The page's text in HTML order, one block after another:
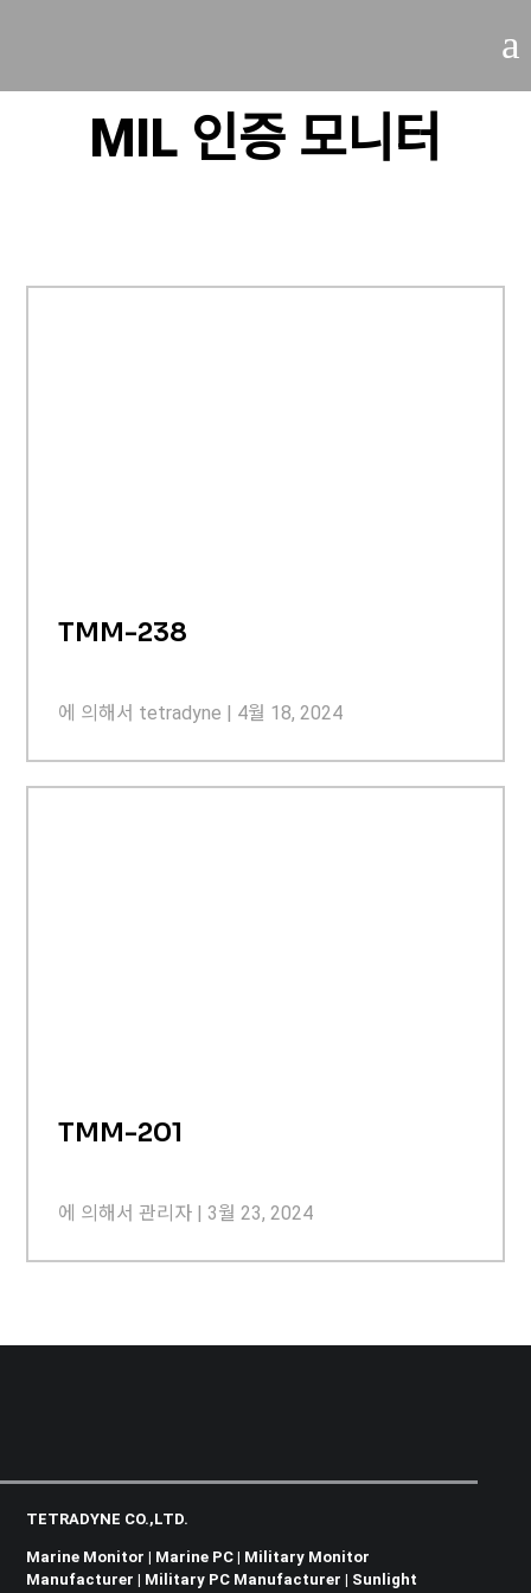
a
MIL 인증 모니터
TMM-238
에 의해서 tetradyne 4월 18, 2024
TMM-201
에 의해서관리자 3월 23, 2024
TETRADYNE CO.,LTD.
Marine Monitor | Marine PC | Military Monitor
Manufacturer | Military PC Manufacturer | Sunlight